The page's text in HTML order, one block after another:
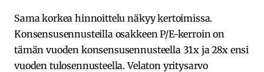
Sama korkea hinnoittelu näkyy kertoimissa.
Konsensusennusteilla osakkeen P/E-kerroin on
tämän vuoden konsensusennusteella 31x ja 28x ensi
vuoden tulosennusteella. Velaton yritysarvo